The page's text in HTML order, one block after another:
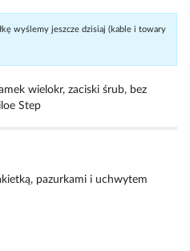
wyślemy jeszcze dzisiaj (kable i towary
wielokr, zaciski śrub, bez
Step
pazurkami i uchwytem